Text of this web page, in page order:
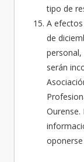
tipo de
A
de
serán
Ourense.
oponerse